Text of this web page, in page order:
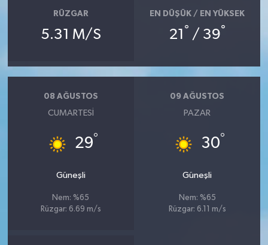
RÜZGAR
5.31 M/S
EN DÜŞÜK / EN YÜKSEK
21 ° / 39°
08 AĞUSTOS
CUMARTESI
29°
Güneşli
Nem: %65
Rüzgar: 6.69 m/s
09 AĞUSTOS
PAZAR
30°
Güneşli
Nem: %65
Rüzgar: 6.11 m/s